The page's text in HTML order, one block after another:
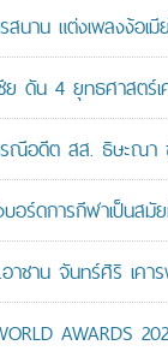
าน แต่งเพลงง้อเมีย
ซีย ดัน 4 ยุทธศาส
ณีอดีต สส. ธิษะณา
อร์ดการกีฬาเป็นสมั
ชาน จันทร์ศิริ เคา
AWARDS